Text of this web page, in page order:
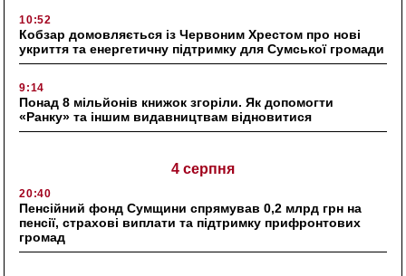
10:52
Кобзар домовляється із Червоним Хрестом про нові
укриття та енергетичну підтримку для Сумської громади
9:14
Понад 8 мільйонів книжок згоріли. Як допомогти
«Ранку» та іншим видавництвам відновитися
4 серпня
20:40
Пенсійний фонд Сумщини спрямував 0,2 млрд грн на
пенсії, страхові виплати та підтримку прифронтових
громад